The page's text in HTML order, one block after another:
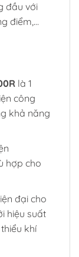
đầu với
điểm,…
là 1
công
khả năng
hợp cho
đại cho
hiệu suất
khí